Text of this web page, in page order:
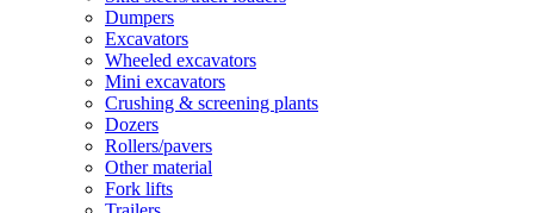
Dumpers
Excavators
Wheeled excavators
Mini excavators
Crushing & screening plants
Dozers
Rollers/pavers
Other material
Fork lifts